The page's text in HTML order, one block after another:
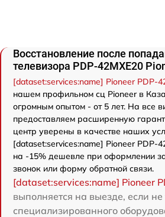
Восстановление после
телевизора PDP-42MXE20
[dataset:services:name] Pioneer PDP-
нашем профильном сц Pioneer в
огромным опытом - от 5 лет. На все
предоставляем расширенную
центр уверены в качестве наших
[dataset:services:name] Pioneer PDP-
на -15% дешевле при оформлении
звонок или форму обратной связи.
[dataset:services:name] Pioneer
выполняется на выезде, если не
специализированного